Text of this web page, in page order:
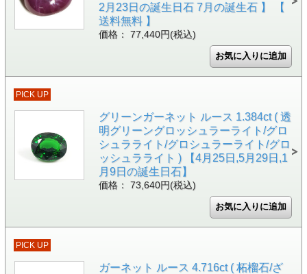
2月23日の誕生日石 7月の誕生石 】 【
送料無料 】
価格： 77,440円(税込)
PICK UP
グリーンガーネット ルース 1.384ct ( 透
明グリーングロッシュラーライト/グロ
シュラライト/グロシュラーライト/グロ
ッシュラライト ) 【4月25日,5月29日,1
月9日の誕生日石】
価格： 73,640円(税込)
PICK UP
ガーネット ルース 4.716ct ( 柘榴石/ざ